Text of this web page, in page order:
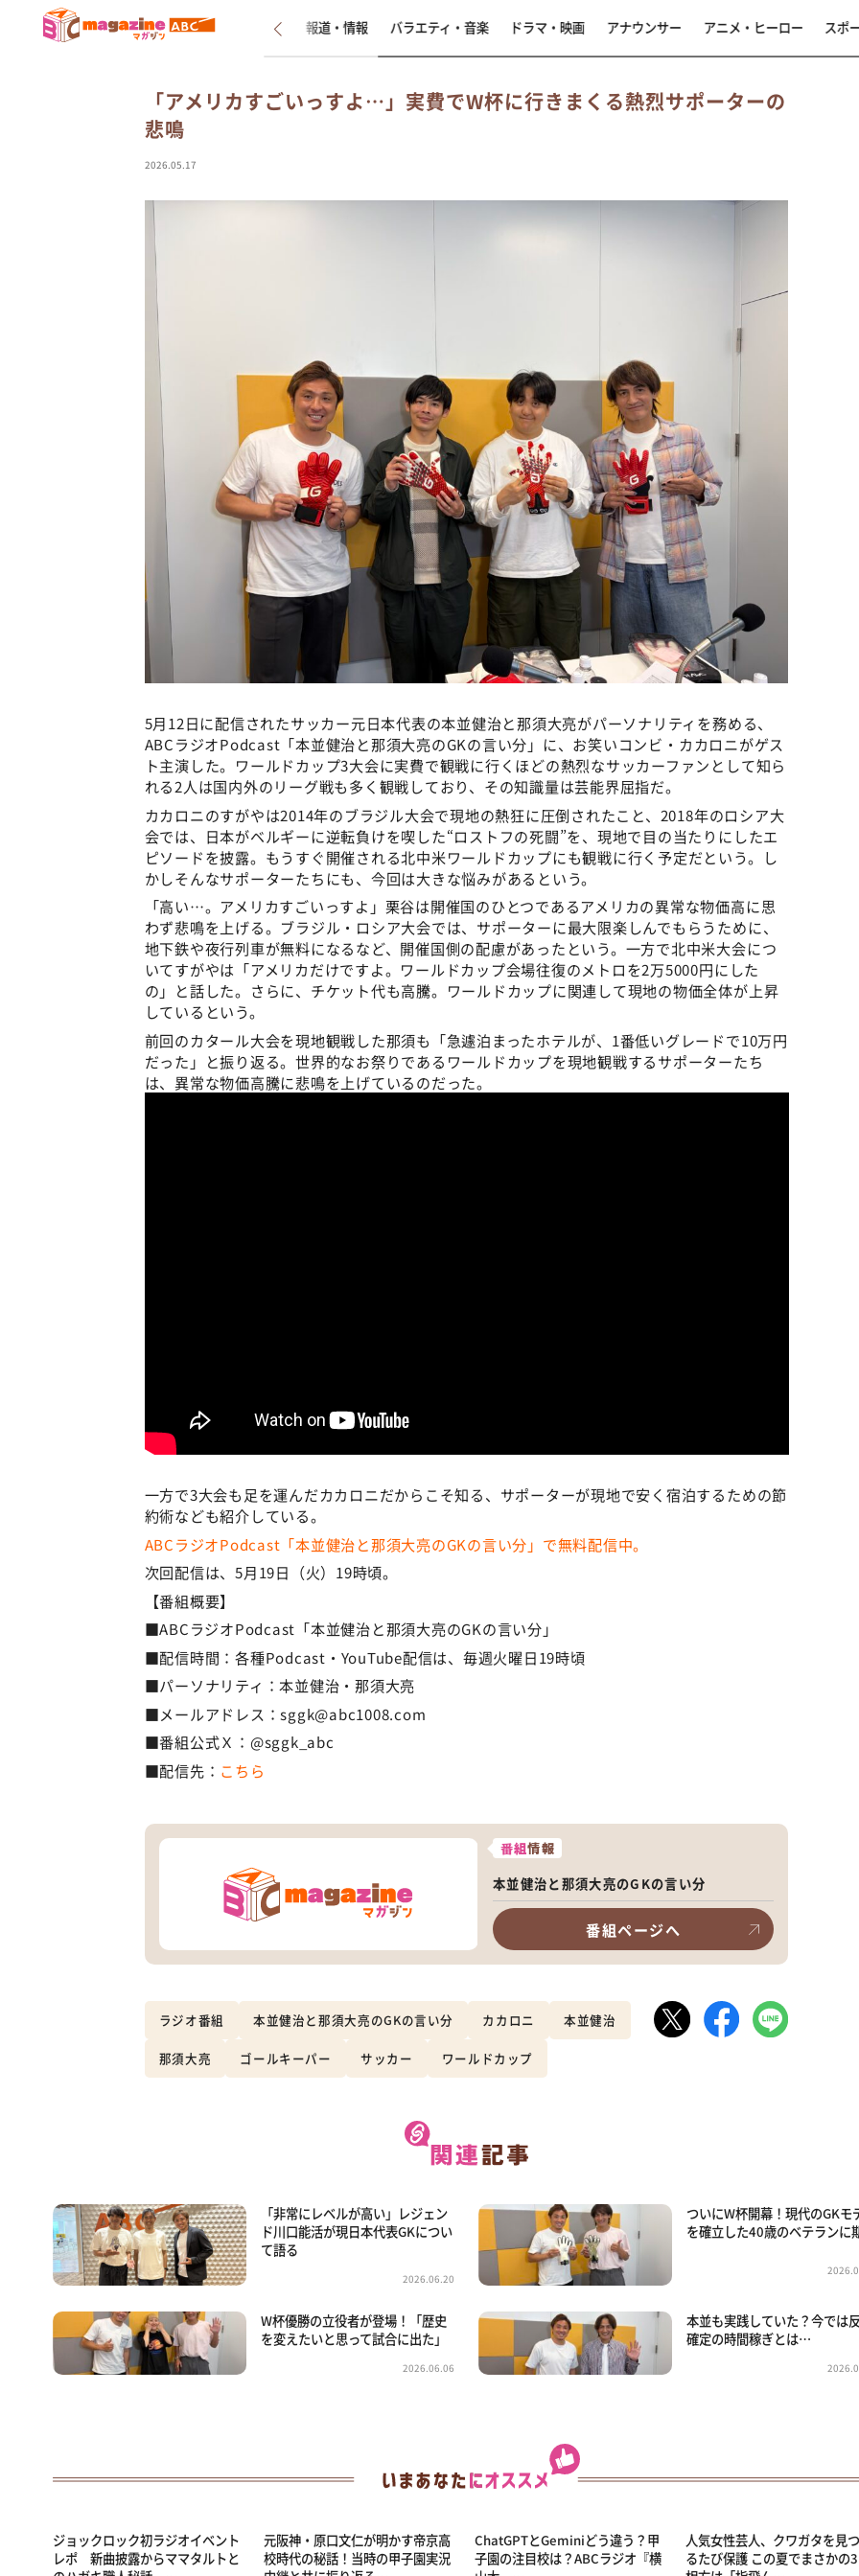
新着 インタビュー 報道・情報 バラエティ・音楽 ドラマ・映画 アナウンサー アニメ・ヒーロー スポ
「アメリカすごいっすよ…」実費でW杯に行きまくる熱烈サポーターの
悲鳴
2026.05.17
5月12日に配信されたサッカー元日本代表の本並健治と那須大亮がパーソナリティを務める、
ABCラジオPodcast「本並健治と那須大亮のGKの言い分」に、お笑いコンビ・カカロニがゲス
ト主演した。ワールドカップ3大会に実費で観戦に行くほどの熱烈なサッカーファンとして知ら
れる2人は国内外のリーグ戦も多く観戦しており、その知識量は芸能界屈指だ。
カカロニのすがやは2014年のブラジル大会で現地の熱狂に圧倒されたこと、2018年のロシア大
会では、日本がベルギーに逆転負けを喫した“ロストフの死闘”を、現地で目の当たりにしたエ
ピソードを披露。もうすぐ開催される北中米ワールドカップにも観戦に行く予定だという。し
かしそんなサポーターたちにも、今回は大きな悩みがあるという。
「高い…。アメリカすごいっすよ」栗谷は開催国のひとつであるアメリカの異常な物価高に思
わず悲鳴を上げる。ブラジル・ロシア大会では、サポーターに最大限楽しんでもらうために、
地下鉄や夜行列車が無料になるなど、開催国側の配慮があったという。一方で北中米大会につ
いてすがやは「アメリカだけですよ。ワールドカップ会場往復のメトロを2万5000円にした
の」と話した。さらに、チケット代も高騰。ワールドカップに関連して現地の物価全体が上昇
しているという。
前回のカタール大会を現地観戦した那須も「急遽泊まったホテルが、1番低いグレードで10万円
だった」と振り返る。世界的なお祭りであるワールドカップを現地観戦するサポーターたち
は、異常な物価高騰に悲鳴を上げているのだった。
一方で3大会も足を運んだカカロニだからこそ知る、サポーターが現地で安く宿泊するための節
約術なども紹介している。
ABCラジオPodcast「本並健治と那須大亮のGKの言い分」で無料配信中。
次回配信は、5月19日（火）19時頃。
【番組概要】
■ABCラジオPodcast「本並健治と那須大亮のGKの言い分」
■配信時間：各種Podcast・YouTube配信は、毎週火曜日19時頃
■パーソナリティ：本並健治・那須大亮
■メールアドレス：sggk@abc1008.com
■番組公式Ｘ：@sggk_abc
■配信先： こちら
番組情報
本並健治と那須大亮のGKの言い分
番組ページへ
ラジオ番組 本並健治と那須大亮のGKの言い分 カカロニ 本並健治
那須大亮 ゴールキーパー サッカー ワールドカップ
「非常にレベルが高い」レジェン
ド川口能活が現日本代表GKについ
て語る
2026.06.20
ついにW杯開幕！現代のGKモ
を確立した40歳のベテランに
W杯優勝の立役者が登場！「歴史
を変えたいと思って試合に出た」
2026.06.06
本並も実践していた？今では
確定の時間稼ぎとは…
ジョックロック初ラジオイベント
レポ 新曲披露からママタルトと
元阪神・原口文仁が明かす帝京高
校時代の秘話！当時の甲子園実況
ChatGPTとGeminiどう違う？甲
子園の注目校は？ABCラジオ『横
人気女性芸人、クワガタを見
るたび保護 この夏でまさかの